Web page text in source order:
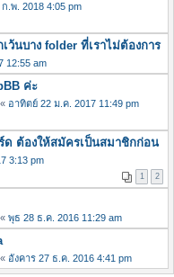
ก.พ. 2018 4:05 pm
ว้นบาง folder ที่เราไม่ต้องการ
12:55 am
ค่ะ
« อาทิตย์ 22 ม.ค. 2017 11:49 pm
ด ต้องให้สมัครเป็นสมาชิกก่อน
3:13 pm
1 2
« พุธ 28 ธ.ค. 2016 11:29 am
« อังคาร 27 ธ.ค. 2016 4:41 pm